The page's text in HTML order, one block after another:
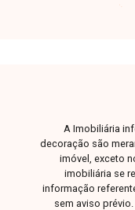
A Imobiliária
decoração são
imóvel, exceto
imobiliária se
informação
sem aviso